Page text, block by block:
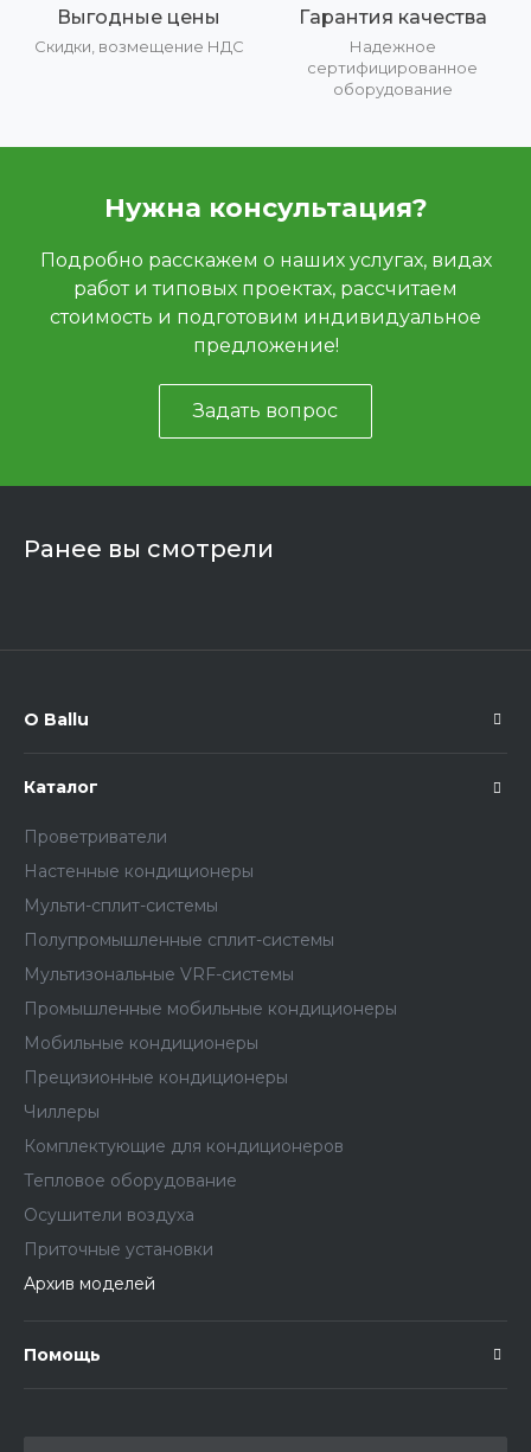
Выгодные цены
Скидки, возмещение НДС
Гарантия качества
Надежное
сертифицированное
оборудование
Нужна консультация?
Подробно расскажем о наших услугах, видах
работ и типовых проектах, рассчитаем
стоимость и подготовим индивидуальное
предложение!
Задать вопрос
Ранее вы смотрели
О Ballu
Каталог
Проветриватели
Настенные кондиционеры
Мульти-сплит-системы
Полупромышленные сплит-системы
Мультизональные VRF-системы
Промышленные мобильные кондиционеры
Мобильные кондиционеры
Прецизионные кондиционеры
Чиллеры
Комплектующие для кондиционеров
Тепловое оборудование
Осушители воздуха
Приточные установки
Архив моделей
Помощь